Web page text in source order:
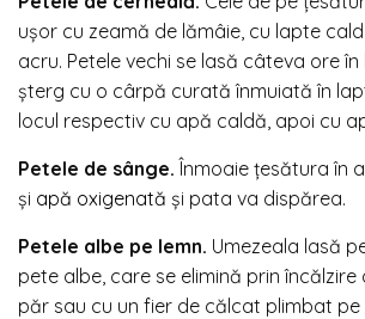
ușor cu zeamă de lămâie, cu lapte
acru. Petele vechi se lasă câteva ore
șterg cu o cârpă curată înmuiată în
locul respectiv cu apă caldă, apoi cu
Petele de sânge. Înmoaie țesătura în
și apă oxigenată și pata va dispărea.
Petele albe pe lemn. Umezeala lasă
pete albe, care se elimină prin
păr sau cu un fier de călcat plimbat